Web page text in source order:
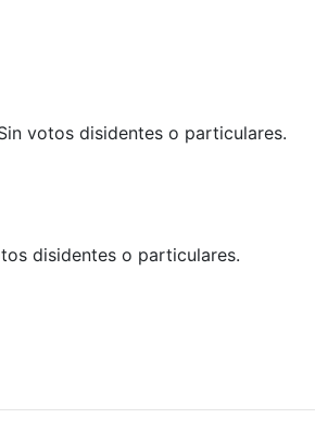
votos disidentes o particulares.
disidentes o particulares.